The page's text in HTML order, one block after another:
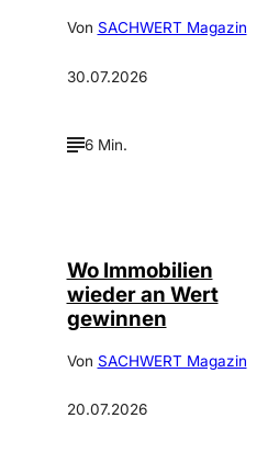
Von SACHWERT Magazin
30.07.2026
6 Min.
Wo Immobilien
wieder an Wert
gewinnen
Von SACHWERT Magazin
20.07.2026